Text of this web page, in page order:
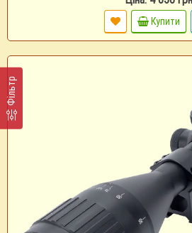
Фільтр
Купити